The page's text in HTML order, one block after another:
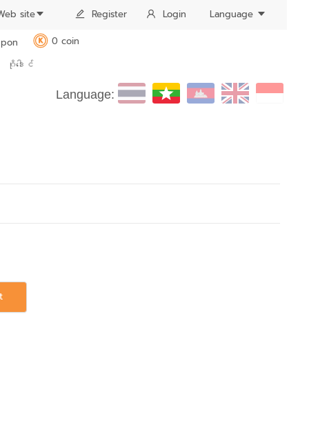
site Register Login Language
K
0 coin
ဂိုဒေါင်
Language: